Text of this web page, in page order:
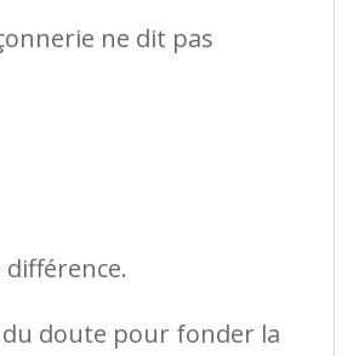
ne dit pas
différence.
doute pour fonder la